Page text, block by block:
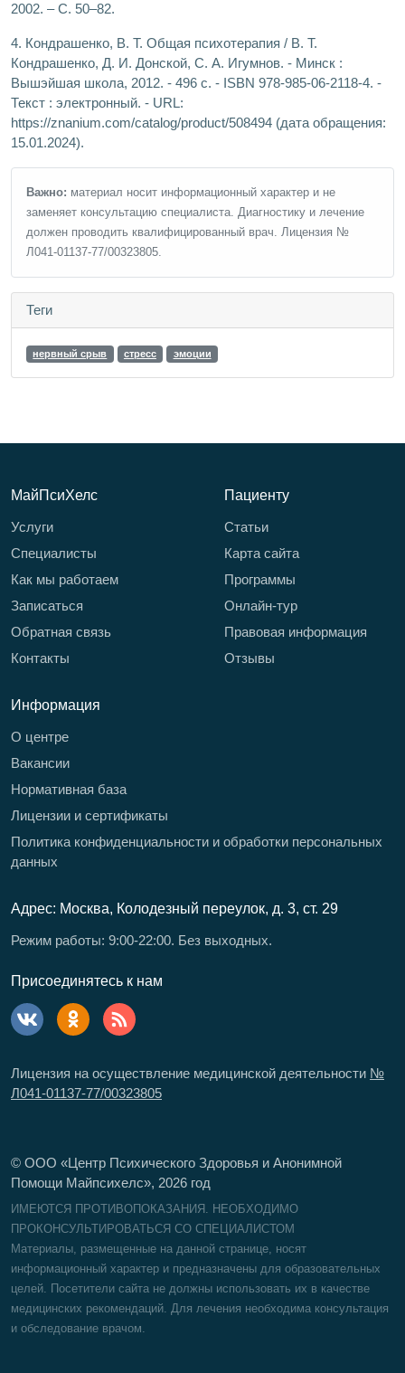
2002. – С. 50–82.
4. Кондрашенко, В. Т. Общая психотерапия / В. Т.
Кондрашенко, Д. И. Донской, С. А. Игумнов. - Минск :
Вышэйшая школа, 2012. - 496 с. - ISBN 978-985-06-2118-4. -
Текст : электронный. - URL:
https://znanium.com/catalog/product/508494 (дата обращения:
15.01.2024).
Важно: материал носит информационный характер и не
заменяет консультацию специалиста. Диагностику и лечение
должен проводить квалифицированный врач. Лицензия №
Л041-01137-77/00323805.
Теги
нервный срыв стресс эмоции
МайПсиХелс
Услуги
Специалисты
Как мы работаем
Записаться
Обратная связь
Контакты
Пациенту
Статьи
Карта сайта
Программы
Онлайн-тур
Правовая информация
Отзывы
Информация
О центре
Вакансии
Нормативная база
Лицензии и сертификаты
Политика конфиденциальности и обработки персональных
данных
Адрес: Москва, Колодезный переулок, д. 3, ст. 29
Режим работы: 9:00-22:00. Без выходных.
Присоединятесь к нам
Лицензия на осуществление медицинской деятельности №
Л041-01137-77/00323805
© ООО «Центр Психического Здоровья и Анонимной
Помощи Майпсихелс», 2026 год
ИМЕЮТСЯ ПРОТИВОПОКАЗАНИЯ. НЕОБХОДИМО
ПРОКОНСУЛЬТИРОВАТЬСЯ СО СПЕЦИАЛИСТОМ
Материалы, размещенные на данной странице, носят
информационный характер и предназначены для образовательных
целей. Посетители сайта не должны использовать их в качестве
медицинских рекомендаций. Для лечения необходима консультация
и обследование врачом.